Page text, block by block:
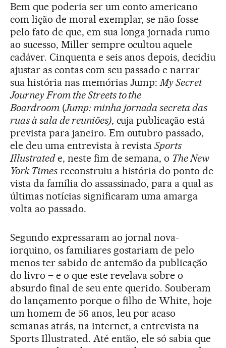
Bem que poderia ser um conto americano
com lição de moral exemplar, se não fosse
pelo fato de que, em sua longa jornada rumo
ao sucesso, Miller sempre ocultou aquele
cadáver. Cinquenta e seis anos depois, decidiu
ajustar as contas com seu passado e narrar
sua história nas memórias Jump:My Secret
Journey From the Streets to the
Boardroom(Jump: minha jornada secreta das
ruas à sala de reuniões), cuja publicação está
prevista para janeiro. Em outubro passado,
ele deu uma entrevista à revistaSports
Illustratede, neste fim de semana, o The New
York Timesreconstruiu a história do ponto de
vista da família do assassinado, para a qual as
últimas notícias significaram uma amarga
volta ao passado.
Segundo expressaram ao jornal nova-
iorquino, os familiares gostariam de pelo
menos ter sabido de antemão da publicação
do livro – e o que este revelava sobre o
absurdo final de seu ente querido. Souberam
do lançamento porque o filho de White, hoje
um homem de 56 anos, leu por acaso
semanas atrás, na internet, a entrevista na
Sports Illustrated. Até então, ele só sabia que